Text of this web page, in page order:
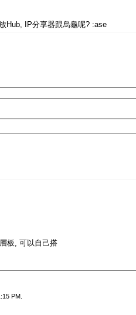
Hub, IP分享器跟烏龜呢? :ase
板, 可以自己搭
PM